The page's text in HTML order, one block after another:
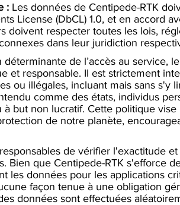
: Les données de Centipede-RTK
License (DbCL) 1.0, et en accord
doivent respecter toutes les lois,
dans leur juridiction
de l’accès au service,
et responsable. Il est strictement
ou illégales, incluant mais sans
comme des états, individus
but non lucratif. Cette politique
de notre planète,
de vérifier l'exactitude
Bien que Centipede-RTK s'efforce
les données pour les applications
façon tenue à une obligation
données sont effectuées